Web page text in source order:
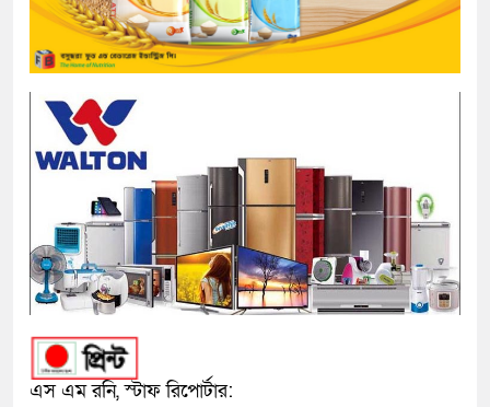
এস এম রনি, স্টাফ রিপোর্টার: